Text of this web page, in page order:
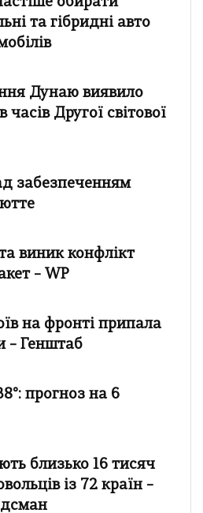
та гібридні авто
Дунаю виявило
часів Другої світової
забезпеченням
виник конфлікт
– WP
на фронті припала
– Генштаб
прогноз на 6
близько 16 тисяч
із 72 країн –